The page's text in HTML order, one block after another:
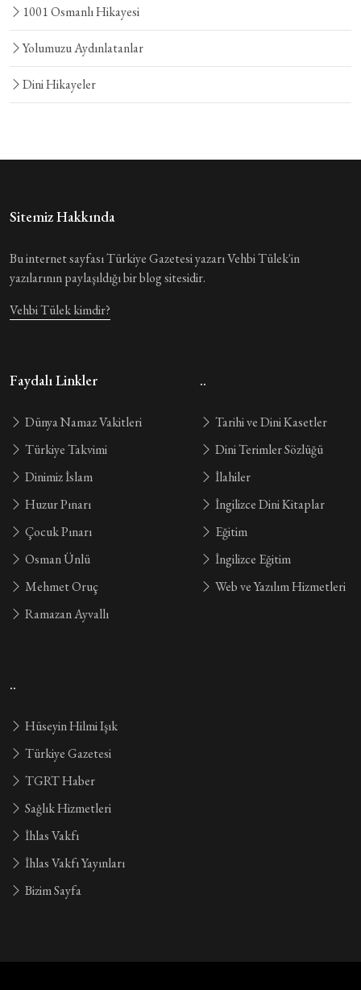
1001 Osmanlı Hikayesi
Yolumuzu Aydınlatanlar
Dini Hikayeler
Sitemiz Hakkında
Bu internet sayfası Türkiye Gazetesi yazarı Vehbi Tülek'in
yazılarının paylaşıldığı bir blog sitesidir.
Vehbi Tülek kimdir?
Faydalı Linkler
Dünya Namaz Vakitleri
Türkiye Takvimi
Dinimiz İslam
Huzur Pınarı
Çocuk Pınarı
Osman Ünlü
Mehmet Oruç
Ramazan Ayvallı
..
Tarihi ve Dini Kasetler
Dini Terimler Sözlüğü
İlahiler
İngilizce Dini Kitaplar
Eğitim
İngilizce Eğitim
Web ve Yazılım Hizmetleri
..
Hüseyin Hilmi Işık
Türkiye Gazetesi
TGRT Haber
Sağlık Hizmetleri
İhlas Vakfı
İhlas Vakfı Yayınları
Bizim Sayfa